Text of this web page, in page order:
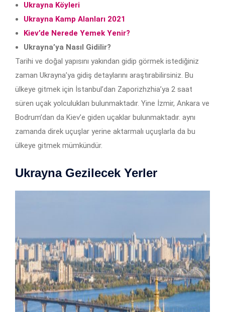
Ukrayna Köyleri
Ukrayna Kamp Alanları 2021
Kiev’de Nerede Yemek Yenir?
Ukrayna’ya Nasıl Gidilir?
Tarihi ve doğal yapısını yakından gidip görmek istediğiniz
zaman Ukrayna’ya gidiş detaylarını araştırabilirsiniz. Bu
ülkeye gitmek için İstanbul’dan Zaporizhzhia’ya 2 saat
süren uçak yolculukları bulunmaktadır. Yine İzmir, Ankara ve
Bodrum’dan da Kiev’e giden uçaklar bulunmaktadır. aynı
zamanda direk uçuşlar yerine aktarmalı uçuşlarla da bu
ülkeye gitmek mümkündür.
Ukrayna Gezilecek Yerler